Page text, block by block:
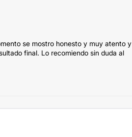
se mostro honesto y muy atento y
final. Lo recomiendo sin duda al